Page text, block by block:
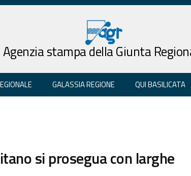
Agenzia stampa della Giunta
GALASSIA REGIONE QUI BASILICATA
si prosegua con larghe